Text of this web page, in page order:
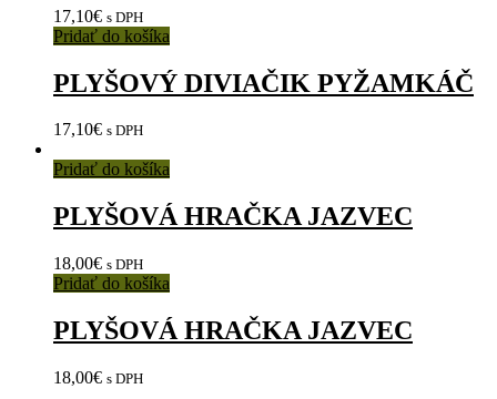
17,10€ s DPH
Pridať do košíka
PLYŠOVÝ DIVIAČIK PYŽAMKÁČ
17,10€ s DPH
Pridať do košíka
PLYŠOVÁ HRAČKA JAZVEC
18,00€ s DPH
Pridať do košíka
PLYŠOVÁ HRAČKA JAZVEC
18,00€ s DPH